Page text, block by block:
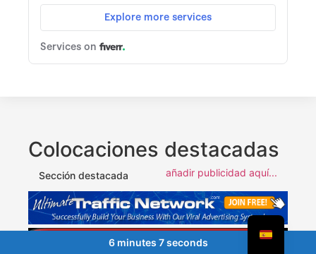
Colocaciones destacadas
Sección destacada añadir publicidad aquí...
6 minutes 7 seconds